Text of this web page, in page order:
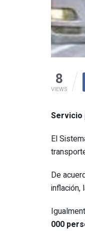
8
VIEWS
Servicio
El
De
inflación,
000